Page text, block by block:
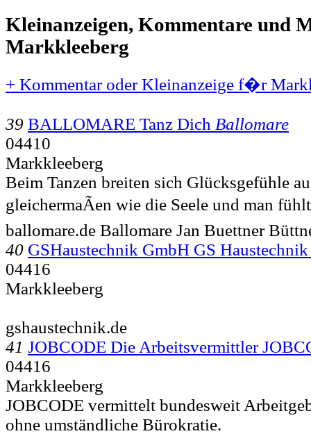
Kleinanzeigen, Kommentare und
Markkleeberg
+ Kommentar oder Kleinanzeige f�r
39 BALLOMARE Tanz Dich Ballomare
04410
Markkleeberg
Beim Tanzen breiten sich Glücksgefühle
gleichermaÃen wie die Seele und man
ballomare.de Ballomare Jan Buettner
40 GSHaustechnik GmbH GS
04416
Markkleeberg
gshaustechnik.de
41 JOBCODE Die Arbeitsvermittler
04416
Markkleeberg
JOBCODE vermittelt bundesweit
ohne umständliche Bürokratie.